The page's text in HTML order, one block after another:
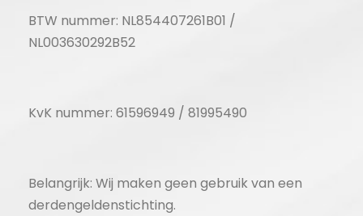
BTW nummer: NL854407261B01 /
NL003630292B52
KvK nummer: 61596949 / 81995490
Belangrijk: Wij maken geen gebruik van een
derdengeldenstichting.